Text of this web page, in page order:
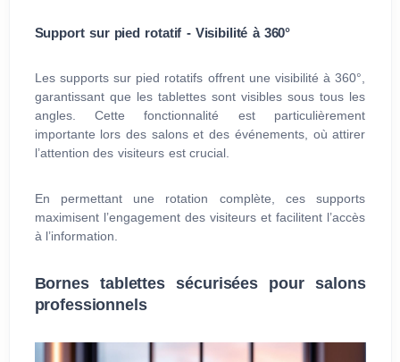
Support sur pied rotatif - Visibilité à 360°
Les supports sur pied rotatifs offrent une visibilité à 360°,
garantissant que les tablettes sont visibles sous tous les
angles. Cette fonctionnalité est particulièrement
importante lors des salons et des événements, où attirer
l’attention des visiteurs est crucial.
En permettant une rotation complète, ces supports
maximisent l’engagement des visiteurs et facilitent l’accès
à l’information.
Bornes tablettes sécurisées pour salons
professionnels